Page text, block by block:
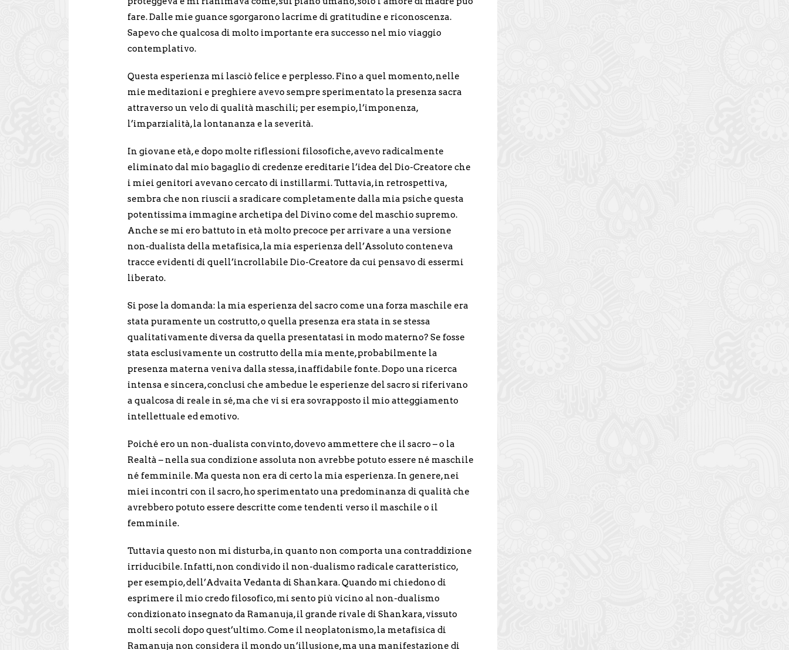
fare. Dalle mie guance sgorgarono lacrime di gratitudine e riconoscenza.
Sapevo che qualcosa di molto importante era successo nel mio viaggio
contemplativo.
Questa esperienza mi lasciò felice e perplesso. Fino a quel momento, nelle
mie meditazioni e preghiere avevo sempre sperimentato la presenza sacra
attraverso un velo di qualità maschili; per esempio, l’imponenza,
l’imparzialità, la lontananza e la severità.
In giovane età, e dopo molte riflessioni filosofiche, avevo radicalmente
eliminato dal mio bagaglio di credenze ereditarie l’idea del Dio-Creatore che
i miei genitori avevano cercato di instillarmi. Tuttavia, in retrospettiva,
sembra che non riuscii a sradicare completamente dalla mia psiche questa
potentissima immagine archetipa del Divino come del maschio supremo.
Anche se mi ero battuto in età molto precoce per arrivare a una versione
non-dualista della metafisica, la mia esperienza dell’Assoluto conteneva
tracce evidenti di quell’incrollabile Dio-Creatore da cui pensavo di essermi
liberato.
Si pose la domanda: la mia esperienza del sacro come una forza maschile era
stata puramente un costrutto, o quella presenza era stata in se stessa
qualitativamente diversa da quella presentatasi in modo materno? Se fosse
stata esclusivamente un costrutto della mia mente, probabilmente la
presenza materna veniva dalla stessa, inaffidabile fonte. Dopo una ricerca
intensa e sincera, conclusi che ambedue le esperienze del sacro si riferivano
a qualcosa di reale in sé, ma che vi si era sovrapposto il mio atteggiamento
intellettuale ed emotivo.
Poiché ero un non-dualista convinto, dovevo ammettere che il sacro – o la
Realtà – nella sua condizione assoluta non avrebbe potuto essere né maschile
né femminile. Ma questa non era di certo la mia esperienza. In genere, nei
miei incontri con il sacro, ho sperimentato una predominanza di qualità che
avrebbero potuto essere descritte come tendenti verso il maschile o il
femminile.
Tuttavia questo non mi disturba, in quanto non comporta una contraddizione
irriducibile. Infatti, non condivido il non-dualismo radicale caratteristico,
per esempio, dell’Advaita Vedanta di Shankara. Quando mi chiedono di
esprimere il mio credo filosofico, mi sento più vicino al non-dualismo
condizionato insegnato da Ramanuja, il grande rivale di Shankara, vissuto
molti secoli dopo quest’ultimo. Come il neoplatonismo, la metafisica di
Ramanuja non considera il mondo un’illusione, ma una manifestazione di